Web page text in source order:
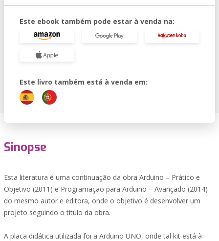
Este ebook também pode estar à venda na:
Este livro também está à venda em:
Sinopse
Esta literatura é uma continuação da obra Arduino – Prático e
Objetivo (2011) e Programação para Arduino – Avançado (2014)
do mesmo autor e editora, onde o objetivo é desenvolver um
projeto seguindo o título da obra.
A placa didática utilizada foi a Arduino UNO, onde tal kit está à